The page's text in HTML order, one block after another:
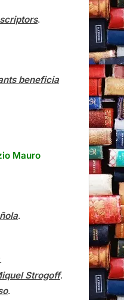
.
beneficia
Mauro
.
.
Strogoff.
.